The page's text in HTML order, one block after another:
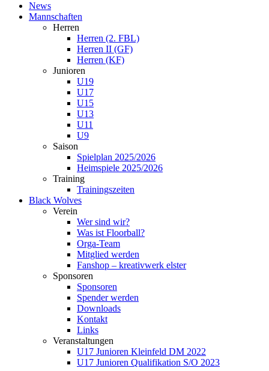
News
Mannschaften
Herren
Herren (2. FBL)
Herren II (GF)
Herren (KF)
Junioren
U19
U17
U15
U13
U11
U9
Saison
Spielplan 2025/2026
Heimspiele 2025/2026
Training
Trainingszeiten
Black Wolves
Verein
Wer sind wir?
Was ist Floorball?
Orga-Team
Mitglied werden
Fanshop – kreativwerk elster
Sponsoren
Sponsoren
Spender werden
Downloads
Kontakt
Links
Veranstaltungen
U17 Junioren Kleinfeld DM 2022
U17 Junioren Qualifikation S/O 2023